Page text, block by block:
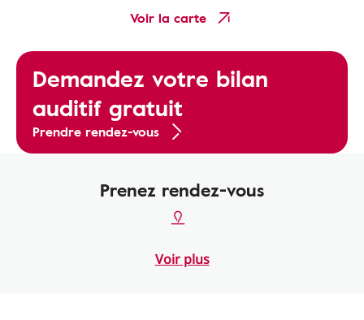
Voir la carte
Demandez votre bilan
auditif gratuit
Prendre rendez-vous
Prenez rendez-vous
Voir plus